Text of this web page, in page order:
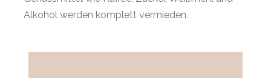
Alkohol werden komplett vermieden.